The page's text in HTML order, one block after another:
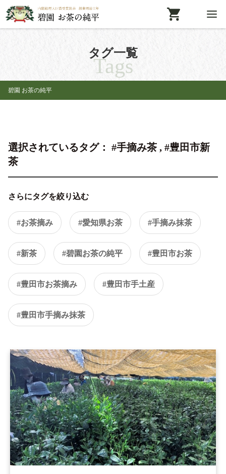
タグ一覧
Tags
碧園 お茶の純平
選択されているタグ： #手摘み茶 , #豊田市新
茶
さらにタグを絞り込む
#お茶摘み #愛知県お茶 #手摘み抹茶
#新茶 #碧園お茶の純平 #豊田市お茶
#豊田市お茶摘み #豊田市手土産
#豊田市手摘み抹茶